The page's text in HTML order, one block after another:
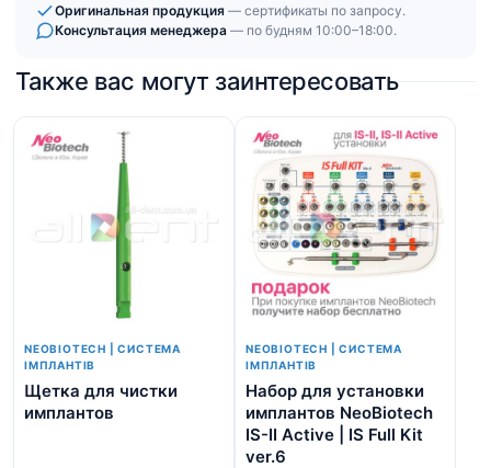
Оригинальная продукция — сертификаты по запросу.
Консультация менеджера — по будням 10:00–18:00.
Также вас могут заинтересовать
NEOBIOTECH | СИСТЕМА
ІМПЛАНТІВ
Щетка для чистки
имплантов
NEOBIOTECH | СИСТЕМА
ІМПЛАНТІВ
Набор для установки
имплантов NeoBiotech
IS-II Active | IS Full Kit
ver.6